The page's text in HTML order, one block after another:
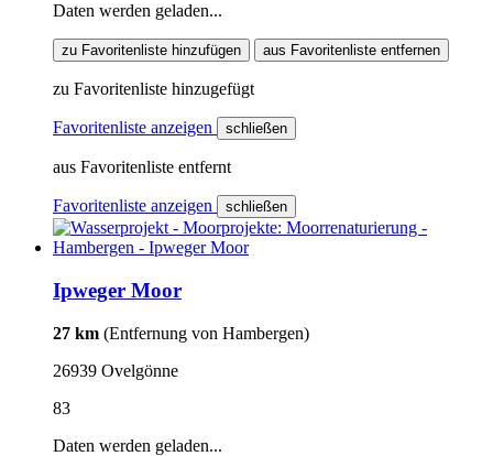
Daten werden geladen...
zu Favoritenliste hinzufügen aus Favoritenliste entfernen
zu Favoritenliste hinzugefügt
Favoritenliste anzeigen schließen
aus Favoritenliste entfernt
Favoritenliste anzeigen schließen
Ipweger Moor
27 km (Entfernung von Hambergen)
26939 Ovelgönne
83
Daten werden geladen...